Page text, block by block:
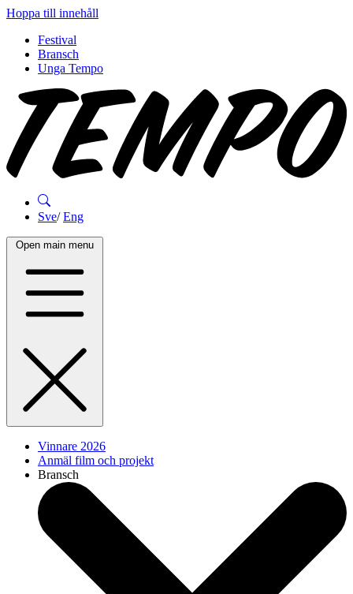
Hoppa till innehåll
Festival
Bransch
Unga Tempo
Sve/Eng
Open main menu
Vinnare 2026
Anmäl film och projekt
Bransch